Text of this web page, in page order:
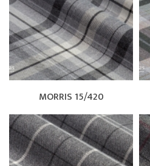
MORRIS 15/420